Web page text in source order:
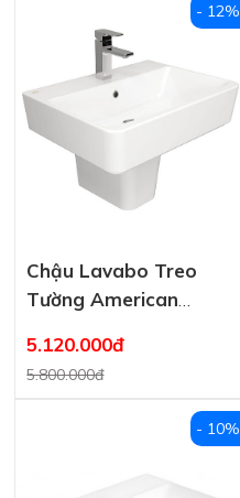
Chậu Lavabo Treo
Tường American
0507W-WT/0707-WT
Chân Ngắn
5.120.000đ
5.800.000đ
- 12%
- 10%